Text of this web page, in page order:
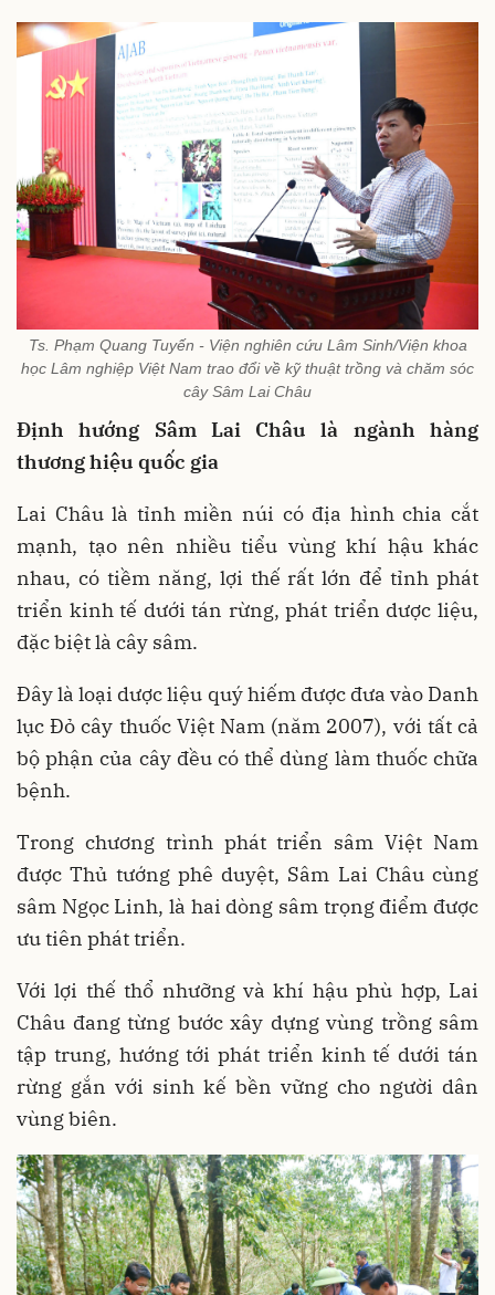
Ts. Phạm Quang Tuyến - Viện nghiên cứu Lâm Sinh/Viện khoa
học Lâm nghiệp Việt Nam trao đổi về kỹ thuật trồng và chăm sóc
cây Sâm Lai Châu
Định hướng Sâm Lai Châu là ngành hàng
thương hiệu quốc gia
Lai Châu là tỉnh miền núi có địa hình chia cắt
mạnh, tạo nên nhiều tiểu vùng khí hậu khác
nhau, có tiềm năng, lợi thế rất lớn để tỉnh phát
triển kinh tế dưới tán rừng, phát triển dược liệu,
đặc biệt là cây sâm.
Đây là loại dược liệu quý hiếm được đưa vào Danh
lục Đỏ cây thuốc Việt Nam (năm 2007), với tất cả
bộ phận của cây đều có thể dùng làm thuốc chữa
bệnh.
Trong chương trình phát triển sâm Việt Nam
được Thủ tướng phê duyệt, Sâm Lai Châu cùng
sâm Ngọc Linh, là hai dòng sâm trọng điểm được
ưu tiên phát triển.
Với lợi thế thổ nhưỡng và khí hậu phù hợp, Lai
Châu đang từng bước xây dựng vùng trồng sâm
tập trung, hướng tới phát triển kinh tế dưới tán
rừng gắn với sinh kế bền vững cho người dân
vùng biên.